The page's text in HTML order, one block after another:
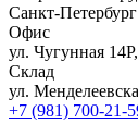
Санкт-Петербург
Офис
ул. Чугунная
Склад
ул.
+7 (981) 700-21-